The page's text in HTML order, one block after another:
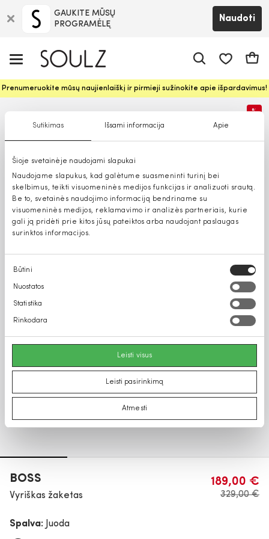
Sutikimas Išsami informacija Apie
Šioje svetainėje naudojami slapukai
Naudojame slapukus, kad galėtume suasmeninti turinį bei
skelbimus, teikti visuomeninės medijos funkcijas ir analizuoti srautą.
Be to, svetainės naudojimo informaciją bendriname su
visuomeninės medijos, reklamavimo ir analizės partneriais, kurie
gali ją pridėti prie kitos jūsų pateiktos arba naudojant paslaugas
surinktos informacijos.
Sutikimo
pasirinkimas
Būtini
Nuostatos
Statistika
Rinkodara
Leisti visus
Leisti pasirinkimą
Atmesti
GAUKITE MŪSŲ
PROGRAMĖLĘ
Naudoti
Prenumeruokite mūsų naujienlaiškį ir pirmieji sužinokite apie išpardavimus!
%
BOSS
Vyriškas žaketas
189,00 €
329,00 €
Spalva:
Juoda